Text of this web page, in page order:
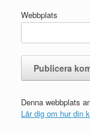
Webbplats
Denna webbplats
Lär dig om hur din